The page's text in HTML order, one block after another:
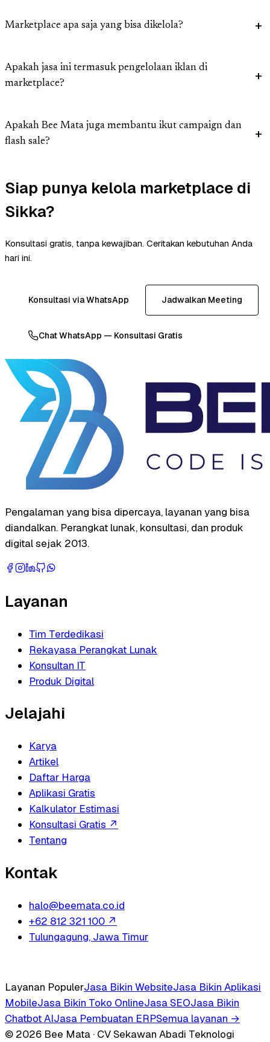
Marketplace apa saja yang bisa dikelola?
Apakah jasa ini termasuk pengelolaan iklan di
marketplace?
Apakah Bee Mata juga membantu ikut campaign dan
flash sale?
Siap punya kelola marketplace di
Sikka?
Konsultasi gratis, tanpa kewajiban. Ceritakan kebutuhan Anda
hari ini.
Konsultasi via WhatsApp Jadwalkan Meeting
Chat WhatsApp — Konsultasi Gratis
Pengalaman yang bisa dipercaya, layanan yang bisa
diandalkan. Perangkat lunak, konsultasi, dan produk
digital sejak 2013.
Layanan
Tim Terdedikasi
Rekayasa Perangkat Lunak
Konsultan IT
Produk Digital
Jelajahi
Karya
Artikel
Daftar Harga
Aplikasi Gratis
Kalkulator Estimasi
Konsultasi Gratis ↗
Tentang
Kontak
halo@beemata.co.id
+62 812 321 100 ↗
Tulungagung, Jawa Timur
Layanan PopulerJasa Bikin WebsiteJasa Bikin Aplikasi
MobileJasa Bikin Toko OnlineJasa SEOJasa Bikin
Chatbot AIJasa Pembuatan ERPSemua layanan →
© 2026 Bee Mata · CV Sekawan Abadi Teknologi